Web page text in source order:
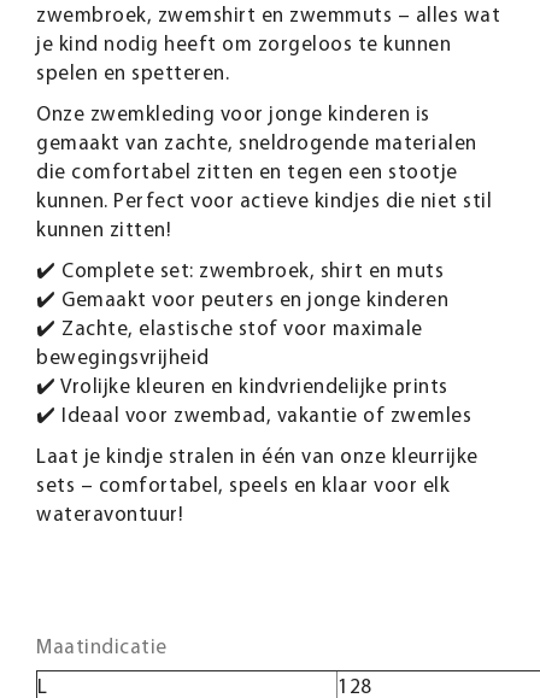
zwembroek, zwemshirt en zwemmuts – alles wat
je kind nodig heeft om zorgeloos te kunnen
spelen en spetteren.
Onze zwemkleding voor jonge kinderen is
gemaakt van zachte, sneldrogende materialen
die comfortabel zitten en tegen een stootje
kunnen. Perfect voor actieve kindjes die niet stil
kunnen zitten!
✔️ Complete set: zwembroek, shirt en muts
✔️ Gemaakt voor peuters en jonge kinderen
✔️ Zachte, elastische stof voor maximale
bewegingsvrijheid
✔️ Vrolijke kleuren en kindvriendelijke prints
✔️ Ideaal voor zwembad, vakantie of zwemles
Laat je kindje stralen in één van onze kleurrijke
sets – comfortabel, speels en klaar voor elk
wateravontuur!
Maatindicatie
L
128